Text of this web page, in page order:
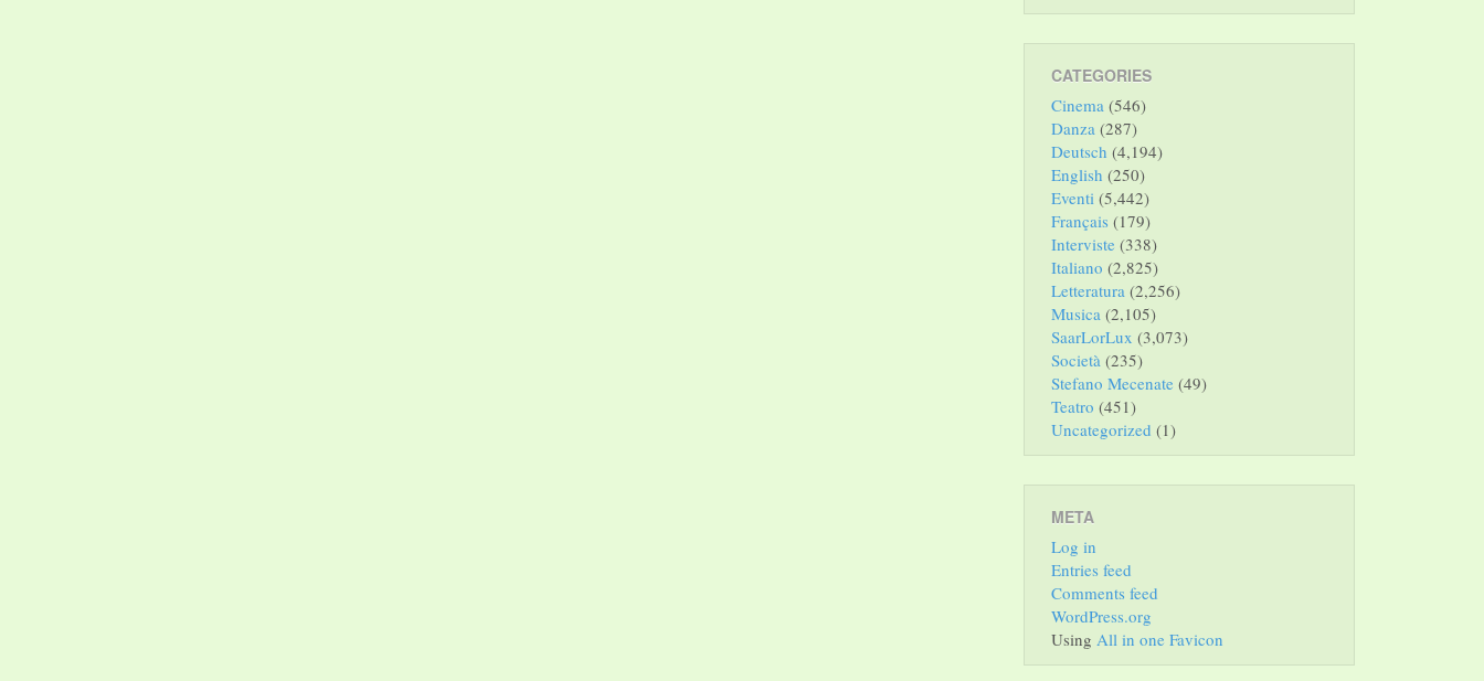
CATEGORIES
Cinema (546)
Danza (287)
Deutsch (4,194)
English (250)
Eventi (5,442)
Français (179)
Interviste (338)
Italiano (2,825)
Letteratura (2,256)
Musica (2,105)
SaarLorLux (3,073)
Società (235)
Stefano Mecenate (49)
Teatro (451)
Uncategorized (1)
META
Log in
Entries feed
Comments feed
WordPress.org
Using All in one Favicon